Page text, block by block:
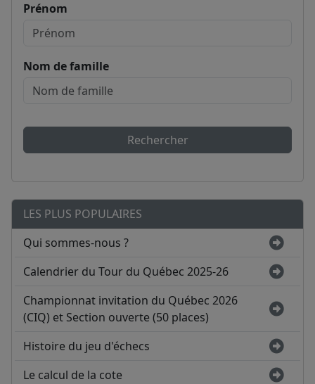
Prénom
Nom de famille
Rechercher
LES PLUS POPULAIRES
Qui sommes-nous ?
Calendrier du Tour du Québec 2025-26
Championnat invitation du Québec 2026
(CIQ) et Section ouverte (50 places)
Histoire du jeu d'échecs
Le calcul de la cote